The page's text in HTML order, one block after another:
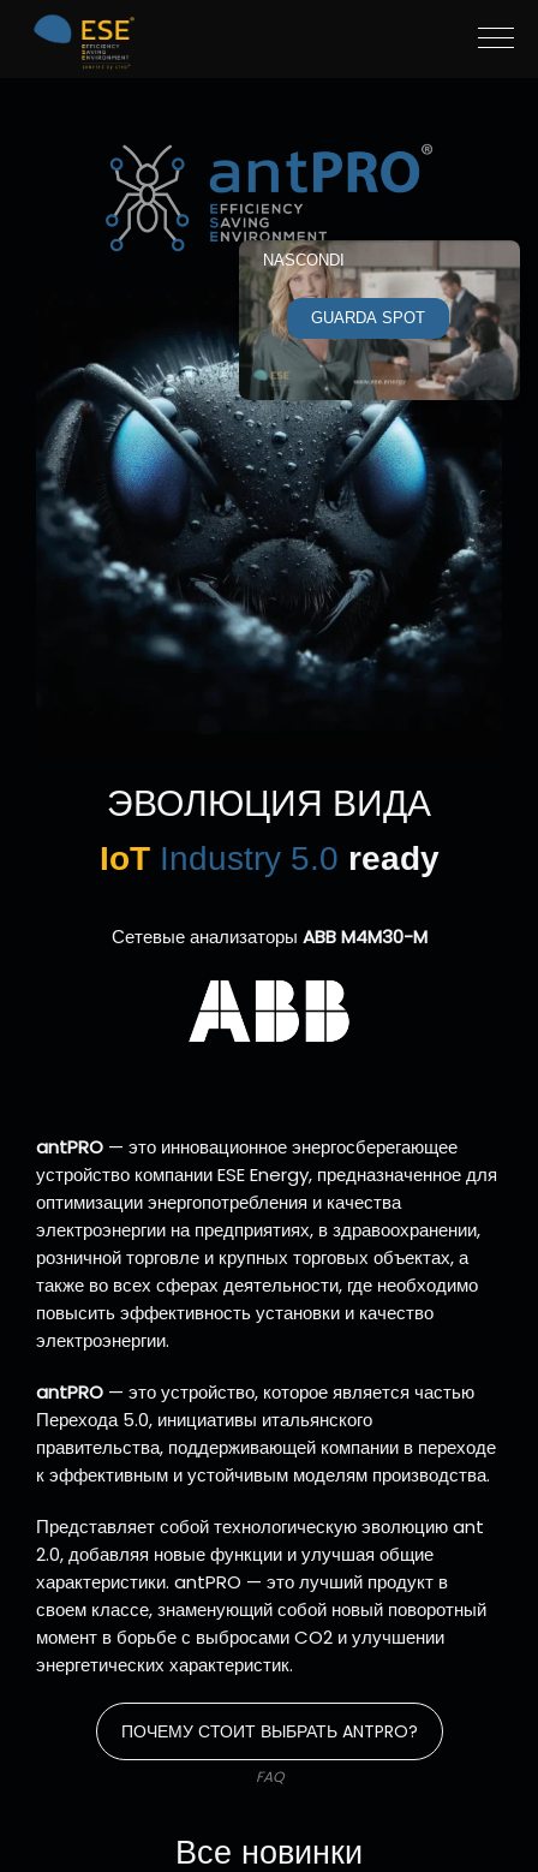
ЭВОЛЮЦИЯ ВИДА
IoT Industry 5.0 ready
Сетевые анализаторы ABB M4M30-M
antPRO — это инновационное энергосберегающее
устройство компании ESE Energy, предназначенное для
оптимизации энергопотребления и качества
электроэнергии на предприятиях, в здравоохранении,
розничной торговле и крупных торговых объектах, а
также во всех сферах деятельности, где необходимо
повысить эффективность установки и качество
электроэнергии.
antPRO — это устройство, которое является частью
Перехода 5.0, инициативы итальянского
правительства, поддерживающей компании в переходе
к эффективным и устойчивым моделям производства.
Представляет собой технологическую эволюцию ant
2.0, добавляя новые функции и улучшая общие
характеристики. antPRO — это лучший продукт в
своем классе, знаменующий собой новый поворотный
момент в борьбе с выбросами CO2 и улучшении
энергетических характеристик.
ПОЧЕМУ СТОИТ ВЫБРАТЬ ANTPRO?
FAQ
Все новинки
GUARDA SPOT
NASCONDI